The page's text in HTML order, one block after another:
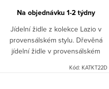
Na objednávku 1-2 týdny
Jídelní židle z kolekce Lazio v
provensálském stylu. Dřevěná
jídelní židle v provensálském
díky bukovému dřevu velkou
Kód: KATKT22D